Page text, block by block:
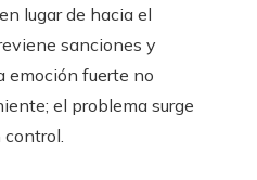
lugar de hacia el
sanciones y
emoción fuerte no
el problema surge